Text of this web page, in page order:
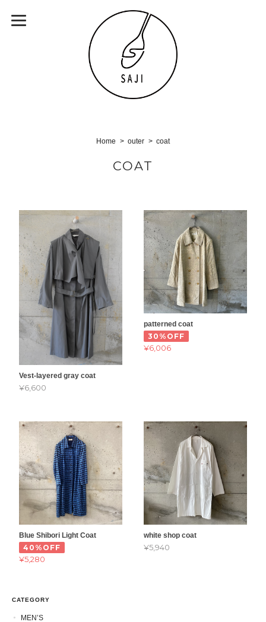
Home outer coat
COAT
Vest-layered gray coat
¥6,600
patterned coat
30%OFF
¥6,006
Blue Shibori Light Coat
40%OFF
¥5,280
white shop coat
¥5,940
CATEGORY
MEN’S